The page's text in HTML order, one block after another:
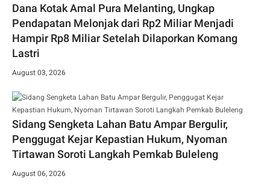
Dana Kotak Amal Pura Melanting, Ungkap
Pendapatan Melonjak dari Rp2 Miliar Menjadi
Hampir Rp8 Miliar Setelah Dilaporkan Komang
Lastri
August 03, 2026
Sidang Sengketa Lahan Batu Ampar Bergulir,
Penggugat Kejar Kepastian Hukum, Nyoman
Tirtawan Soroti Langkah Pemkab Buleleng
August 06, 2026